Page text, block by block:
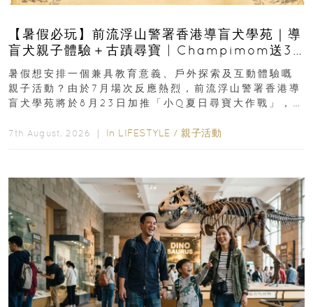
【暑假必玩】前流浮山警署香港導盲犬學苑｜導
盲犬親子體驗＋古蹟尋寶 | Champimom送3
組免費名額
暑假想安排一個兼具教育意義、戶外探索及互動體驗嘅
親子活動？由於7月場次反應熱烈，前流浮山警署香港導
盲犬學苑將於8月23日加推「小Q夏日尋寶大作戰」，家
7th August, 2026 ｜ In LIFESTYLE / 親子活動